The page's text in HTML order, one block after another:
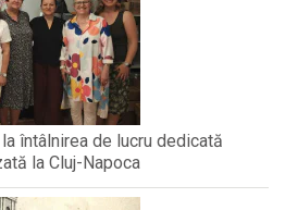
întâlnirea de lucru dedicată
la Cluj-Napoca